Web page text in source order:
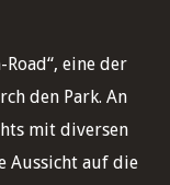
eine der
den Park. An
mit diversen
Aussicht auf die